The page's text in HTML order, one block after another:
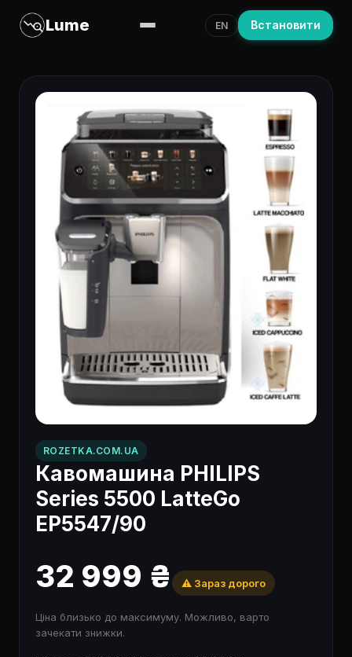
Lume EN Встановити
ROZETKA.COM.UA
Кавомашина PHILIPS
Series 5500 LatteGo
EP5547/90
32 999 ₴ ⚠️ Зараз дорого
Ціна близько до максимуму. Можливо, варто
зачекати знижки.